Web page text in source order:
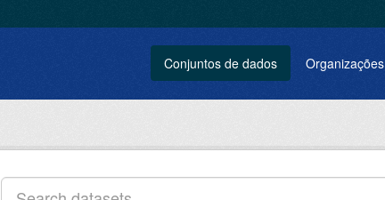
Conjuntos de dados Organizações